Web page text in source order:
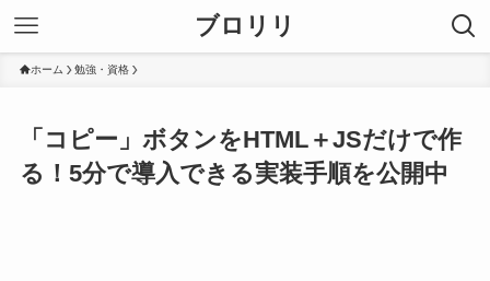
ブロリリ
ホーム 勉強・資格
「コピー」ボタンをHTML＋JSだけで作
る！5分で導入できる実装手順を公開中